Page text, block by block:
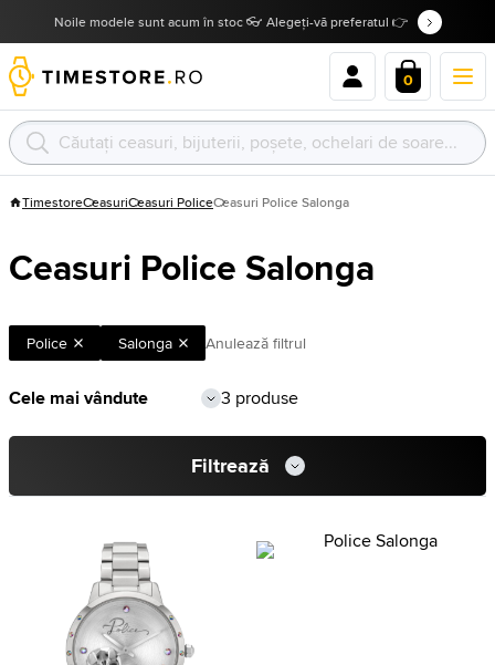
Noile modele sunt acum în stoc 👓 Alegeți-vă preferatul 👉
0
TimestoreCeasuriCeasuri PoliceCeasuri Police Salonga
Ceasuri Police Salonga
Police Salonga Anulează filtrul
3 produse
Filtrează